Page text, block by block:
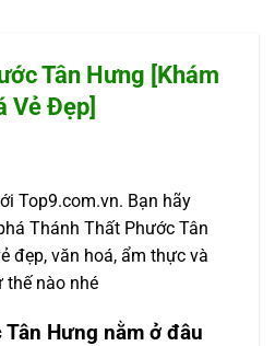
Tân Hưng [Khám
Vẻ Đẹp]
Top9.com.vn. Bạn hãy
Thánh Thất Phước Tân
đẹp, văn hoá, ẩm thực và
thế nào nhé
Hưng nằm ở đâu